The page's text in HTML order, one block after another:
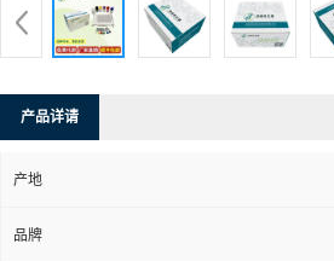
产品详请
产地
品牌